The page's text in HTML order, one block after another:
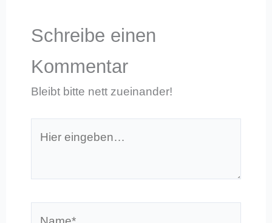
Schreibe einen
Kommentar
Bleibt bitte nett zueinander!
eingeben…